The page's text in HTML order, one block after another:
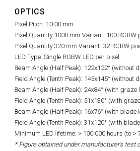
OPTICS
Pixel Pitch: 10.00 mm
Pixel Quantity 1000 mm Variant: 100 RGBW
Pixel Quantity 320 mm Variant: 32 RGBW
LED Type: Single RGBW LED per pixel
Beam Angle (Half Peak): 122x122° (without
Field Angle (Tenth Peak): 145x145° (without
Beam Angle (Half Peak): 24x84° (with graze
Field Angle (Tenth Peak): 51x130° (with
Beam Angle (Half Peak): 16x76° (with blade
Field Angle (Tenth Peak): 31x120° (with
Minimum LED lifetime: > 100.000 hours (to >
* Figure obtained under manufacturer's test